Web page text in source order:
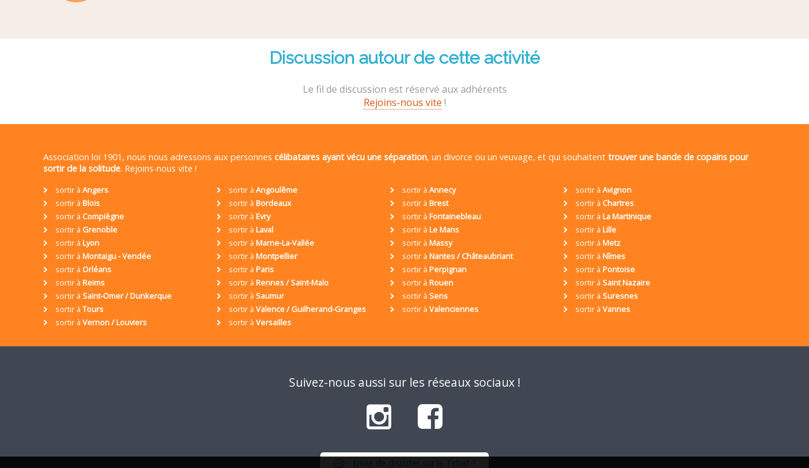
Discussion autour de cette activité
Le fil de discussion est réservé aux adhérents
Rejoins-nous vite !
Association loi 1901, nous nous adressons aux personnes célibataires ayant vécu une séparation, un divorce ou un veuvage, et qui souhaitent trouver une bande de copains pour
sortir de la solitude. Rejoins-nous vite !
sortir à Angers sortir à Angoulême sortir à Annecy sortir à Avignon
sortir à Blois sortir à Bordeaux sortir à Brest sortir à Chartres
sortir à Compiègne sortir à Evry sortir à Fontainebleau sortir à La Martinique
sortir à Grenoble sortir à Laval sortir à Le Mans sortir à Lille
sortir à Lyon sortir à Marne-La-Vallée sortir à Massy sortir à Metz
sortir à Montaigu - Vendée sortir à Montpellier sortir à Nantes / Châteaubriant sortir à Nîmes
sortir à Orléans sortir à Paris sortir à Perpignan sortir à Pontoise
sortir à Reims sortir à Rennes / Saint-Malo sortir à Rouen sortir à Saint Nazaire
sortir à Saint-Omer / Dunkerque sortir à Saumur sortir à Sens sortir à Suresnes
sortir à Tours sortir à Valence / Guilherand-Granges sortir à Valenciennes sortir à Vannes
sortir à Vernon / Louviers sortir à Versailles
Suivez-nous aussi sur les réseaux sociaux !